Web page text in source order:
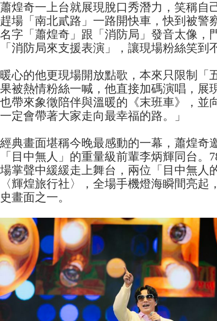
蕭煌奇一上台就展現脫口秀潛力，笑稱自
趕場「南北貳路」一路開快車，快到被警
名字「蕭煌奇」跟「消防局」發音太像，
「消防局來支援表演」，讓現場粉絲笑到
暖心的他更現場開放點歌，本來只限制「
果被熱情粉絲一喊，他直接加碼演唱，展
也帶來象徵陪伴與溫暖的《末班車》，並
一定會帶著大家走向最幸福的路。」
經典畫面堪稱今晚最感動的一幕，蕭煌奇
「目中無人」的重量級前輩李炳輝同台。
場掌聲中緩緩走上舞台，兩位「目中無人
〈輝煌旅行社〉，全場手機燈海瞬間亮起
史畫面之一。